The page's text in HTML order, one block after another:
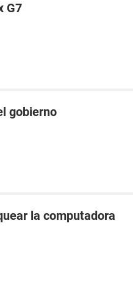
G7
gobierno
la computadora